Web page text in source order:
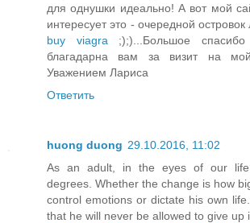
для однушки идеально! А вот мой
интересует это - очередной
buy viagra ;);)...Большое
благадарна вам за визит на
Уважением Лариса
Ответить
huong duong 29.10.2016, 11:02
As an adult, in the eyes of our
degrees. Whether the change is how
control emotions or dictate his own
that he will never be allowed to give up